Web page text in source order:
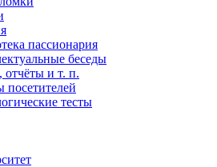
пассионария
беседы
отчёты и т. п.
посетителей
тесты